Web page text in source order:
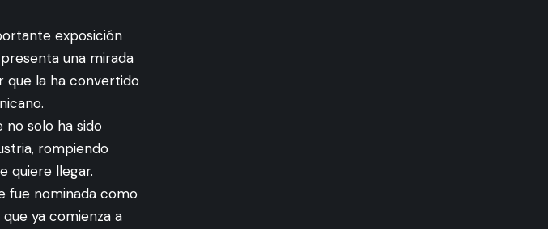
exposición
una mirada
que la ha convertido
no solo ha sido
rompiendo
quiere llegar.
fue nominada como
ya comienza a